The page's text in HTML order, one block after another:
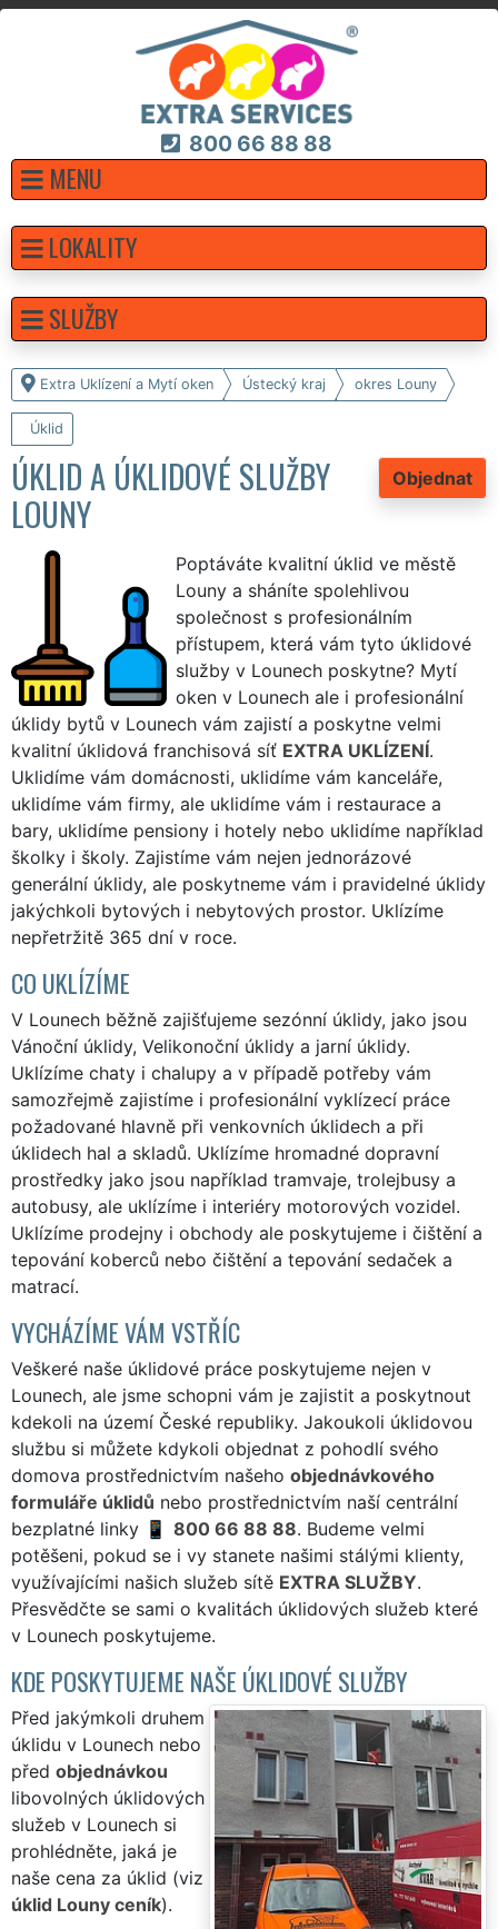
800 66 88 88
MENU
Extra Uklízení a Mytí oken Ústecký kraj okres Louny
Úklid
Objednat
ÚKLID A ÚKLIDOVÉ SLUŽBY
LOUNY
Poptáváte kvalitní úklid ve městě
Louny a sháníte spolehlivou
společnost s profesionálním
přístupem, která vám tyto úklidové
služby v Lounech poskytne? Mytí
oken v Lounech ale i profesionální
úklidy bytů v Lounech vám zajistí a poskytne velmi
kvalitní úklidová franchisová síť EXTRA UKLÍZENÍ.
Uklidíme vám domácnosti, uklidíme vám kanceláře,
uklidíme vám firmy, ale uklidíme vám i restaurace a
bary, uklidíme pensiony i hotely nebo uklidíme například
školky i školy. Zajistíme vám nejen jednorázové
generální úklidy, ale poskytneme vám i pravidelné úklidy
jakýchkoli bytových i nebytových prostor. Uklízíme
nepřetržitě 365 dní v roce.
CO UKLÍZÍME
V Lounech běžně zajišťujeme sezónní úklidy, jako jsou
Vánoční úklidy, Velikonoční úklidy a jarní úklidy.
Uklízíme chaty i chalupy a v případě potřeby vám
samozřejmě zajistíme i profesionální vyklízecí práce
požadované hlavně při venkovních úklidech a při
úklidech hal a skladů. Uklízíme hromadné dopravní
prostředky jako jsou například tramvaje, trolejbusy a
autobusy, ale uklízíme i interiéry motorových vozidel.
Uklízíme prodejny i obchody ale poskytujeme i čištění a
tepování koberců nebo čištění a tepování sedaček a
matrací.
VYCHÁZÍME VÁM VSTŘÍC
Veškeré naše úklidové práce poskytujeme nejen v
Lounech, ale jsme schopni vám je zajistit a poskytnout
kdekoli na území České republiky. Jakoukoli úklidovou
službu si můžete kdykoli objednat z pohodlí svého
domova prostřednictvím našeho objednávkového
formuláře úklidů nebo prostřednictvím naší centrální
bezplatné linky
800 66 88 88. Budeme velmi
potěšeni, pokud se i vy stanete našimi stálými klienty,
využívajícími našich služeb sítě EXTRA SLUŽBY.
Přesvědčte se sami o kvalitách úklidových služeb které
v Lounech poskytujeme.
KDE POSKYTUJEME NAŠE ÚKLIDOVÉ SLUŽBY
Před jakýmkoli druhem
úklidu v Lounech nebo
před objednávkou
libovolných úklidových
služeb v Lounech si
prohlédněte, jaká je
naše cena za úklid (viz
úklid Louny ceník).
LOKALITY
SLUŽBY